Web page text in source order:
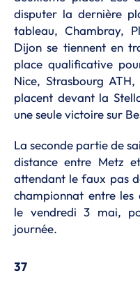
disputer la dernière
tableau, Chambray,
Dijon se tiennent en
place qualificative
Nice, Strasbourg
placent devant la
une seule victoire sur
La seconde partie de
distance entre Metz
attendant le faux pas
championnat entre
le vendredi 3 mai,
journée.
37